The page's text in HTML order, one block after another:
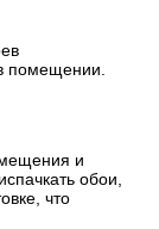
помещении.
и
обои,
что